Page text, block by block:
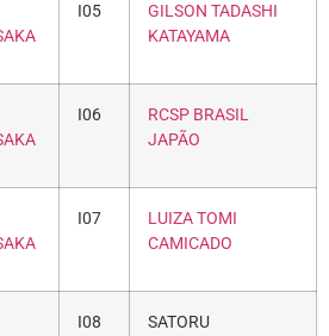
I05
GILSON TADASHI
KATAYAMA
I06
RCSP BRASIL
JAPÃO
I07
LUIZA TOMI
CAMICADO
I08
SATORU